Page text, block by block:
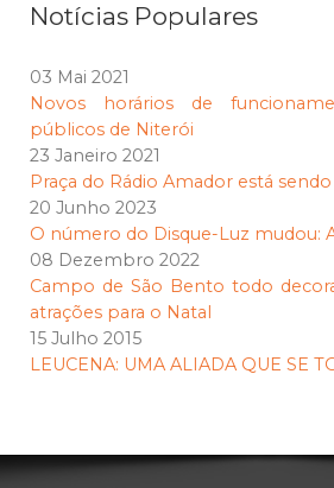
Notícias Populares
03 Mai 2021
Novos horários de
públicos de Niterói
23 Janeiro 2021
Praça do Rádio Amador está
20 Junho 2023
O número do Disque-Luz mudou:
08 Dezembro 2022
Campo de São Bento todo
atrações para o Natal
15 Julho 2015
LEUCENA: UMA ALIADA QUE SE